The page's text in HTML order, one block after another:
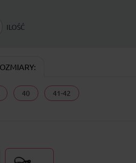
ILOŚĆ
40 41-42